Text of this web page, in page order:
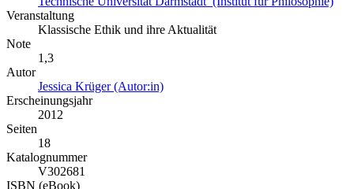
Veranstaltung
Klassische Ethik und ihre Aktualität
Note
1,3
Autor
Jessica Krüger (Autor:in)
Erscheinungsjahr
2012
Seiten
18
Katalognummer
V302681
ISBN (eBook)